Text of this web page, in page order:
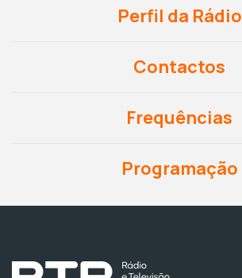
Perfil da Rádio
Contactos
Frequências
Programação